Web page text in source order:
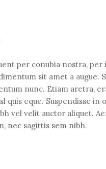
per conubia nostra,
sit amet a augue.
nunc. Etiam aretra,
quis eque. Suspendisse
vel velit auctor aliquet.
nec sagittis sem nibh.